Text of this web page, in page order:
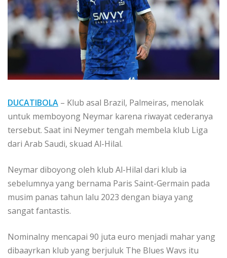
DUCATIBOLA – Klub asal Brazil, Palmeiras, menolak
untuk memboyong Neymar karena riwayat cederanya
tersebut. Saat ini Neymer tengah membela klub Liga
dari Arab Saudi, skuad Al-Hilal.
Neymar diboyong oleh klub Al-Hilal dari klub ia
sebelumnya yang bernama Paris Saint-Germain pada
musim panas tahun lalu 2023 dengan biaya yang
sangat fantastis.
Nominalny mencapai 90 juta euro menjadi mahar yang
dibaayrkan klub yang berjuluk The Blues Wavs itu